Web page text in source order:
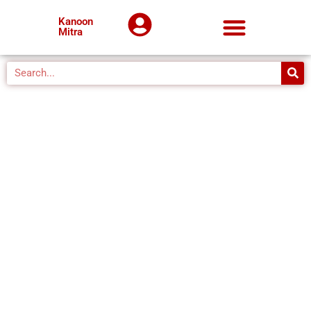
Kanoon
Mitra